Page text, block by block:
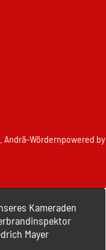
Wördernpowered by
Kameraden
Mayer